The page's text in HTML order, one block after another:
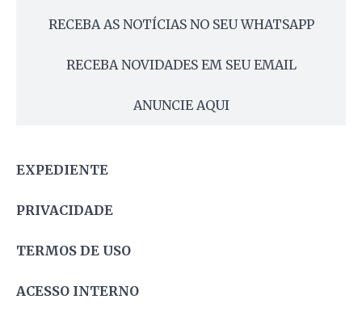
RECEBA AS NOTÍCIAS NO SEU WHATSAPP
RECEBA NOVIDADES EM SEU EMAIL
ANUNCIE AQUI
EXPEDIENTE
PRIVACIDADE
TERMOS DE USO
ACESSO INTERNO